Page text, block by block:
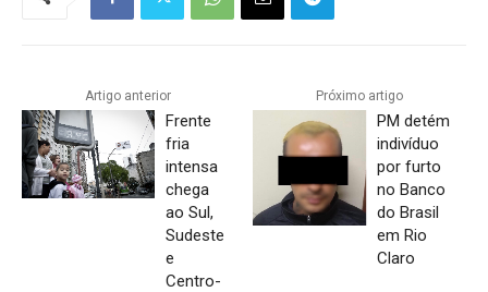
Artigo anterior
Frente
fria
intensa
chega
ao Sul,
Sudeste
e
Centro-
Próximo artigo
PM detém
indivíduo
por furto
no Banco
do Brasil
em Rio
Claro